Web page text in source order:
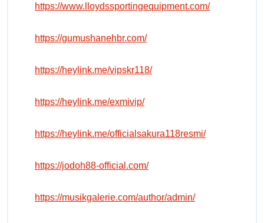
https://www.lloydssportingequipment.com/
https://gumushanehbr.com/
https://heylink.me/vipskr118/
https://heylink.me/exmivip/
https://heylink.me/officialsakura118resmi/
https://jodoh88-official.com/
https://musikgalerie.com/author/admin/